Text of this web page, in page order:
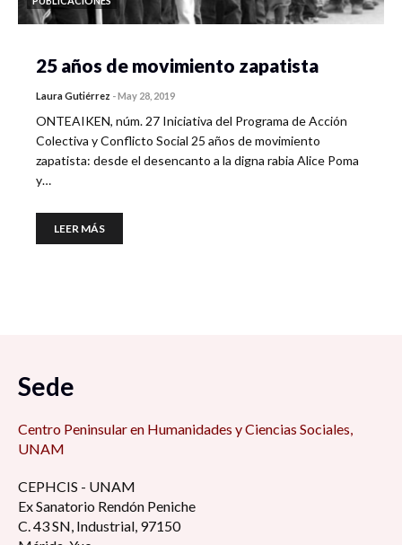
25 años de movimiento zapatista
Laura Gutiérrez -May 28, 2019
ONTEAIKEN, núm. 27 Iniciativa del Programa de Acción
Colectiva y Conflicto Social 25 años de movimiento
zapatista: desde el desencanto a la digna rabia Alice Poma
y…
LEER MÁS
Sede
Centro Peninsular en Humanidades y Ciencias Sociales,
UNAM
CEPHCIS - UNAM
Ex Sanatorio Rendón Peniche
C. 43 SN, Industrial, 97150